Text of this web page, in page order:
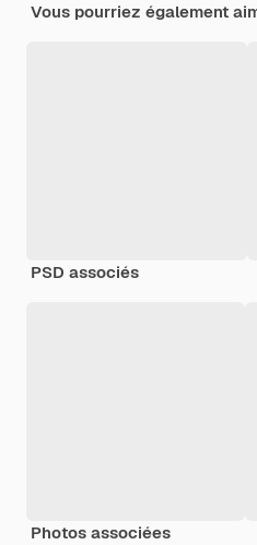
Vous pourriez également
PSD associés
Photos associées